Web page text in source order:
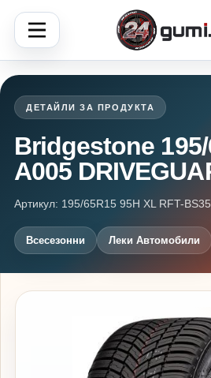
ДЕТАЙЛИ ЗА ПРОДУКТА
Bridgestone
A005
Артикул: 195/65R15 95H XL RFT-
Всесезонни Леки Автомобили